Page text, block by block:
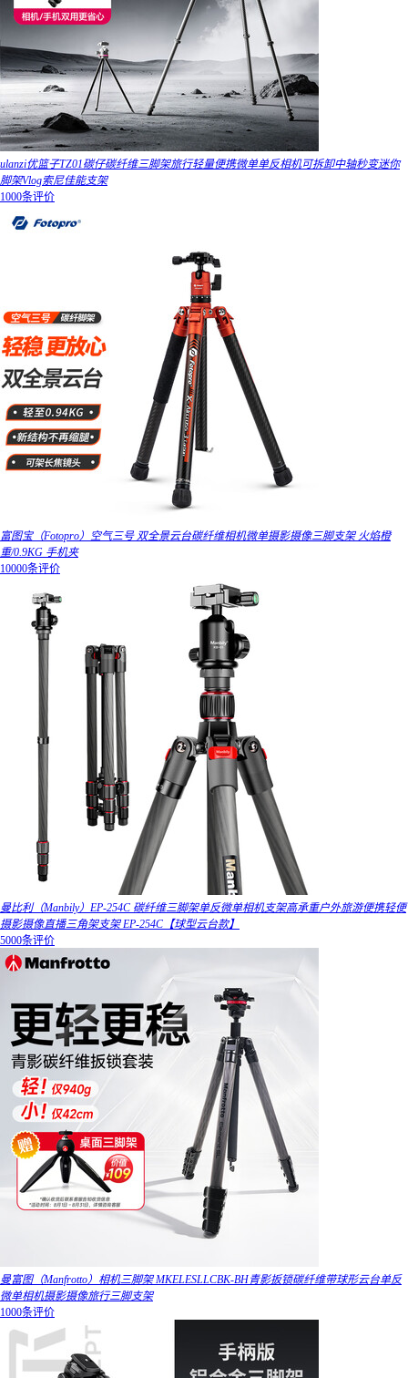
ulanzi优篮子TZ01碳仔碳纤维三脚架旅行轻量便携微单单反相机可拆卸中轴秒变迷你
脚架Vlog索尼佳能支架
1000条评价
富图宝（Fotopro）空气三号 双全景云台碳纤维相机微单摄影摄像三脚支架 火焰橙
重/0.9KG 手机夹
10000条评价
曼比利（Manbily）EP-254C 碳纤维三脚架单反微单相机支架高承重户外旅游便携轻便
摄影摄像直播三角架支架 EP-254C【球型云台款】
5000条评价
曼富图（Manfrotto）相机三脚架 MKELESLLCBK-BH青影扳锁碳纤维带球形云台单反
微单相机摄影摄像旅行三脚支架
1000条评价